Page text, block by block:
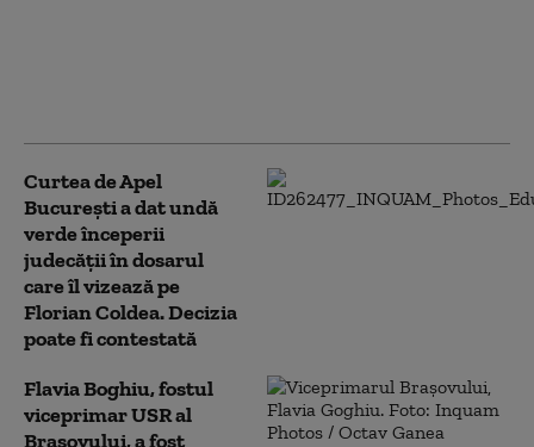
Curtea de Apel
București a dat undă
verde începerii
judecății în dosarul
care îl vizează pe
Florian Coldea. Decizia
poate fi contestată
Flavia Boghiu, fostul
viceprimar USR al
Brașovului, a fost